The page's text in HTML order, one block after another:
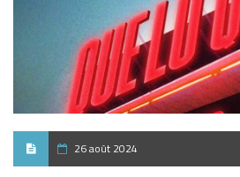
26 août 2024